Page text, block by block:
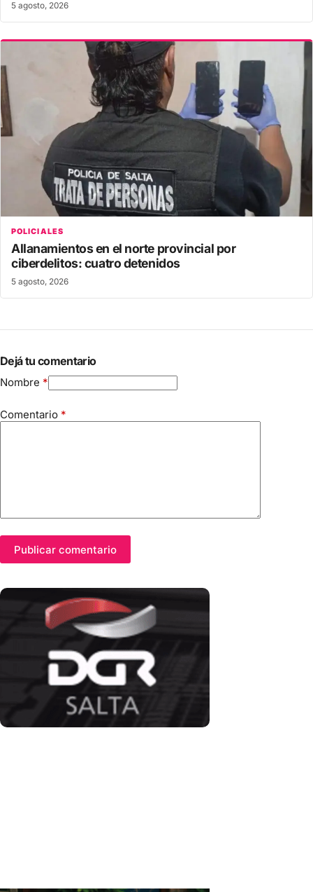
5 agosto, 2026
POLICIALES
Allanamientos en el norte provincial por
ciberdelitos: cuatro detenidos
5 agosto, 2026
Dejá tu comentario
Nombre *
Comentario *
Publicar comentario